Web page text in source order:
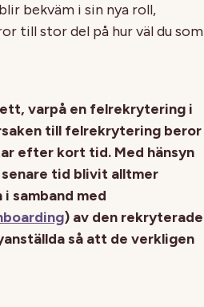
bekväm i sin nya roll,
till stor del på hur väl du som
varpå en felrekrytering i
till felrekrytering beror
efter kort tid. Med hänsyn
tid blivit alltmer
samband med
) av den rekryterade
så att de verkligen